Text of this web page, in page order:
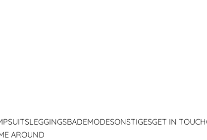
LEGGINGSBADEMODESONSTIGESGET IN TOUCH
AROUND